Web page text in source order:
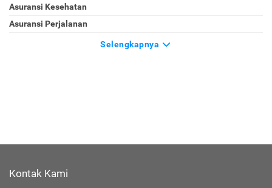
Asuransi Kesehatan
Asuransi Perjalanan
Selengkapnya
Kontak Kami